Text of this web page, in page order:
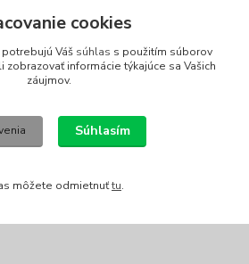
499
cookies
Váš súhlas s použitím súborov
zobrazovať informácie týkajúce sa Vašich
záujmov.
Súhlasím
môžete odmietnuťtu.